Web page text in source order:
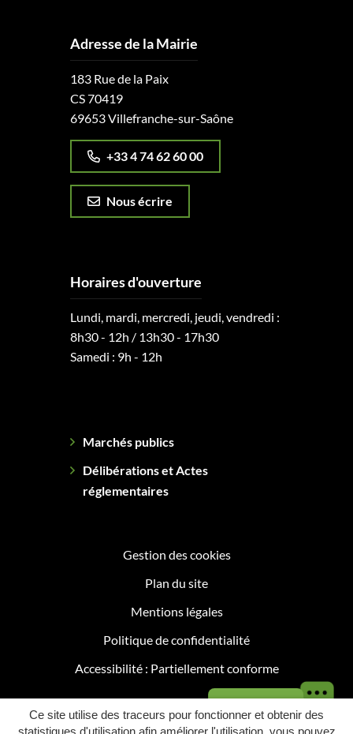
Ce site utilise des traceurs pour fonctionner et obtenir des
statistiques d'utilisation afin améliorer l'utilisation, vous pouvez
Adresse de la Mairie
183 Rue de la Paix
CS 70419
69653 Villefranche-sur-Saône
+33 4 74 62 60 00
Nous écrire
Horaires d'ouverture
Lundi, mardi, mercredi, jeudi, vendredi :
8h30 - 12h / 13h30 - 17h30
Samedi : 9h - 12h
Marchés publics
Délibérations et Actes
réglementaires
Gestion des cookies
Plan du site
Mentions légales
Politique de confidentialité
Accessibilité : Partiellement conforme
Besoin d'aide ?